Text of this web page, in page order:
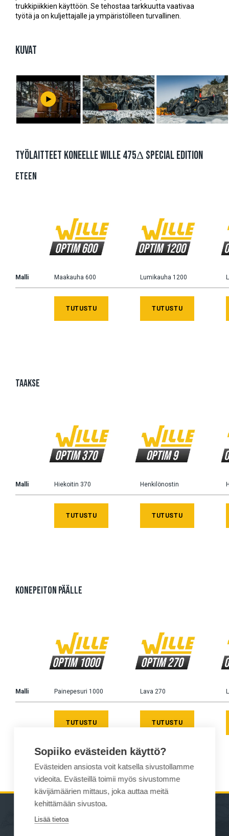
trukkipiikkien käyttöön. Se tehostaa tarkkuutta vaativaa
työtä ja on kuljettajalle ja ympäristölleen turvallinen.
KUVAT
TYÖLAITTEET KONEELLE WILLE 475Δ SPECIAL EDITION
ETEEN
Malli Maakauha 600
TUTUSTU
Lumikauha 1200
TUTUSTU
TAAKSE
Malli Hiekoitin 370
TUTUSTU
Henkilönostin
TUTUSTU
KONEPEITON PÄÄLLE
Malli Painepesuri 1000
TUTUSTU
Lava 270
TUTUSTU
YMPÄRISTÖNHOITOKONEET
Sopiiko evästeiden käyttö?
Evästeiden ansiosta voit katsella sivustollamme
videoita. Evästeillä toimii myös sivustomme
kävijämäärien mittaus, joka auttaa meitä
kehittämään sivustoa.
Lisää tietoa